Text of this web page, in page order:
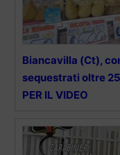
Biancavilla (Ct),
sequestrati oltre
PER IL VIDEO